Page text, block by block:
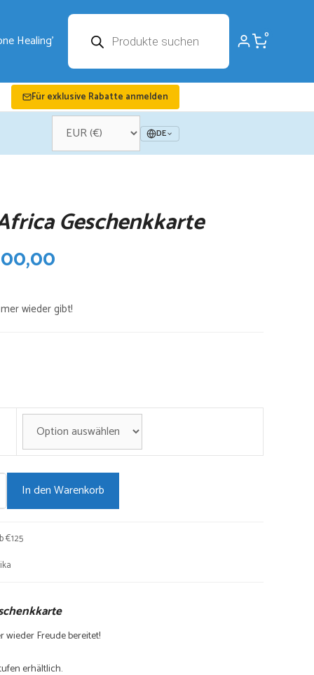
search 0
Für exklusive Rabatte anmelden
DE
Geschenkkarte
Preisspanne:
bis
wieder gibt!
In den Warenkorb
€125
wieder Freude bereitet!
erhältlich.